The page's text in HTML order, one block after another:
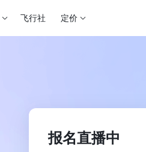
飞行社 定价
报名直播中